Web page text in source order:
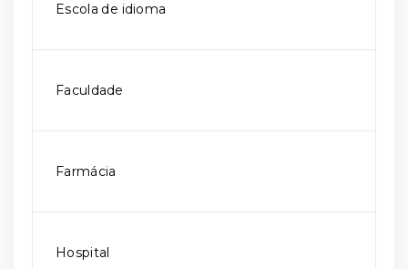
Escola de idioma
Faculdade
Farmácia
Hospital